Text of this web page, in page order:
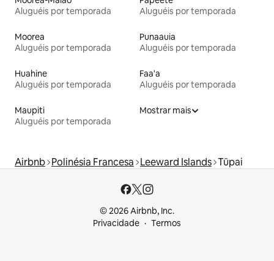
Aluguéis por temporada
Aluguéis por temporada
Moorea
Aluguéis por temporada
Punaauia
Aluguéis por temporada
Huahine
Aluguéis por temporada
Faa'a
Aluguéis por temporada
Maupiti
Aluguéis por temporada
Mostrar mais
Airbnb Polinésia Francesa Leeward Islands Tūpai
© 2026 Airbnb, Inc.
Privacidade
Termos